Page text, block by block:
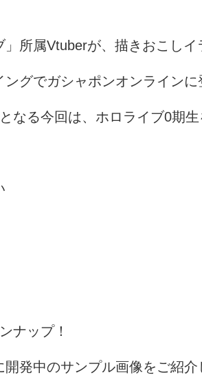
」所属Vtuberが、描きおこし
ングでガシャポンオンラインに
なる今回は、ホロライブ0期
ナップ！
開発中のサンプル画像をご紹介